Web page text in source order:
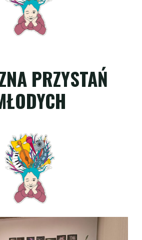
PRZYSTAŃ